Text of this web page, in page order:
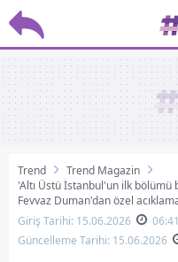
Trend
Trend Magazin
'Altı Üstü İstanbul'un ilk bölümü
Feyyaz Duman'dan özel
çok özledi'
Giriş Tarihi: 15.06.2026
06:41
Güncelleme Tarihi: 15.06.2026